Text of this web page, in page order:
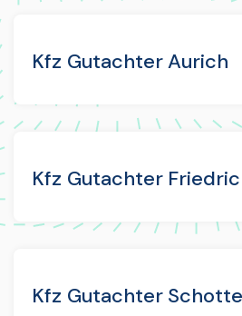
Kfz Gutachter Aurich
Kfz Gutachter
Kfz Gutachter